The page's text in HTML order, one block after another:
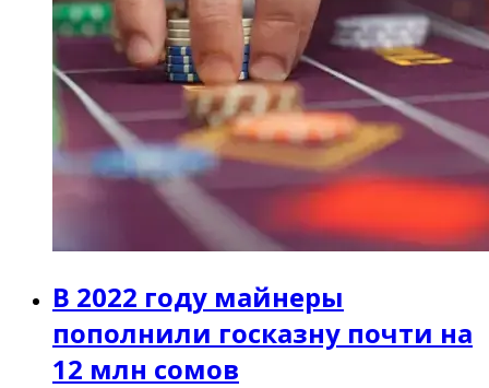
В 2022 году майнеры
пополнили госказну почти на
12 млн сомов